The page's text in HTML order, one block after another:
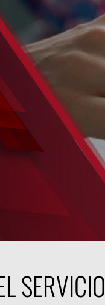
SERVICIO